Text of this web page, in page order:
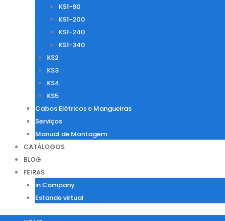
KS1-90
KS1-200
KS1-240
KS1-340
KS2
KS3
KS4
KS5
Cabos Elétricos e Mangueiras
Serviços
Manual de Montagem
CATÁLOGOS
BLOG
FEIRAS
in Company
Estande virtual